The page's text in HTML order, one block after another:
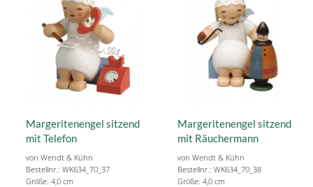
Margeritenengel sitzend
mit Telefon
von Wendt & Kühn
Bestellnr.: WK634_70_37
Größe: 4,0 cm
Margeritenengel sitzend
mit Räuchermann
von Wendt & Kühn
Bestellnr.: WK634_70_38
Größe: 4,0 cm